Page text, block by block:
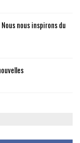
nous inspirons du